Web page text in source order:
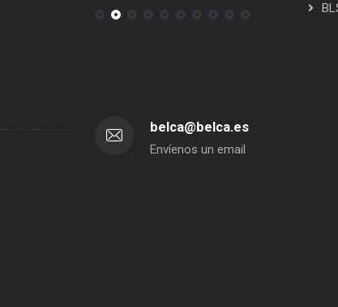
belca@belca.es
Envíenos un email